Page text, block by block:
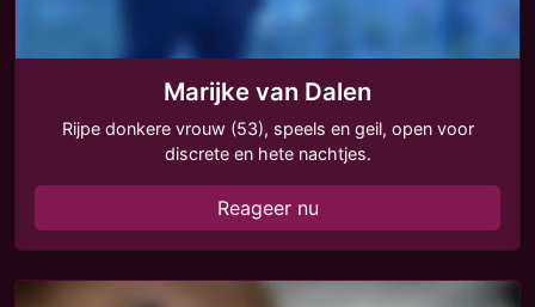
Marijke van Dalen
Rijpe donkere vrouw (53), speels en geil, open voor
discrete en hete nachtjes.
Reageer nu